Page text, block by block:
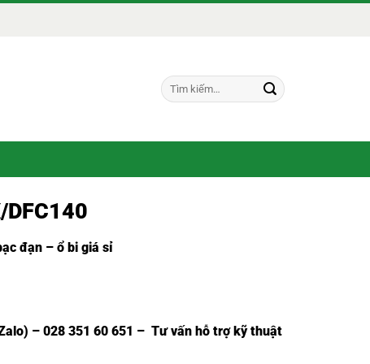
Tìm
kiếm:
đạn – ổ bi giá sỉ
– 028 351 60 651 – Tư vấn hỗ trợ kỹ thuật